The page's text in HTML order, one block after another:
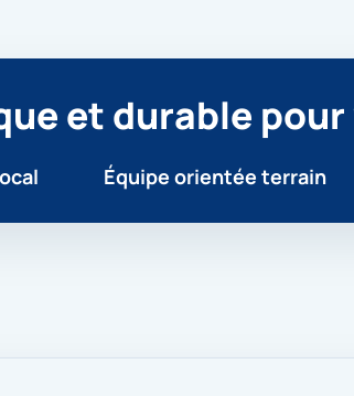
et durable
Équipe orientée terrain